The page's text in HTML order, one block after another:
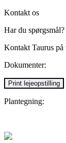
Kontakt os
Har du spørgsmål?
Kontakt Taurus
Dokumenter:
Print lejeopstilling
Plantegning: